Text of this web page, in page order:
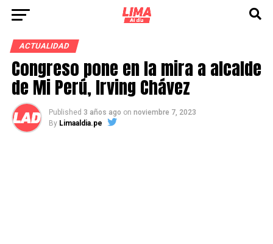
ACTUALIDAD
Congreso pone en la mira a alcalde
de Mi Perú, Irving Chávez
Published 3 años ago on noviembre 7, 2023
By Limaaldia.pe